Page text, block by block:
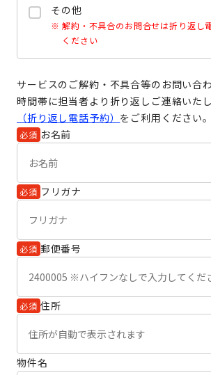
その他
解約・不具合のお問合せは折り返し
ください
サービスのご解約・不具合等のお問い合
時間帯に担当者より折り返しご連絡いたし
（折り返し電話予約） をご利用ください。
必須 お名前
必須 フリガナ
必須 郵便番号
必須 住所
物件名